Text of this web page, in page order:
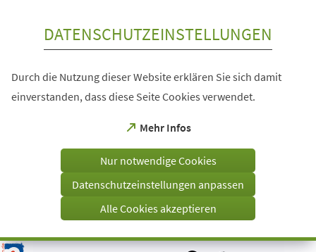
Visuelle
DATENSCHUTZEINSTELLUNGEN
Durch die Nutzung dieser Website erklären Sie sich damit
einverstanden, dass diese Seite Cookies verwendet.
Mehr Infos
(Öffnet
einem
Tab)
Nur notwendige Cookies
Datenschutzeinstellungen anpassen
Alle Cookies akzeptieren